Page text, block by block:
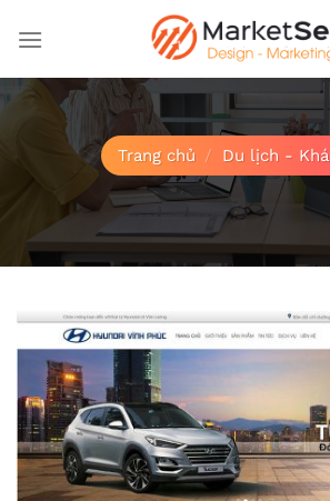
qua
dung
Trang chủ / Du lịch -